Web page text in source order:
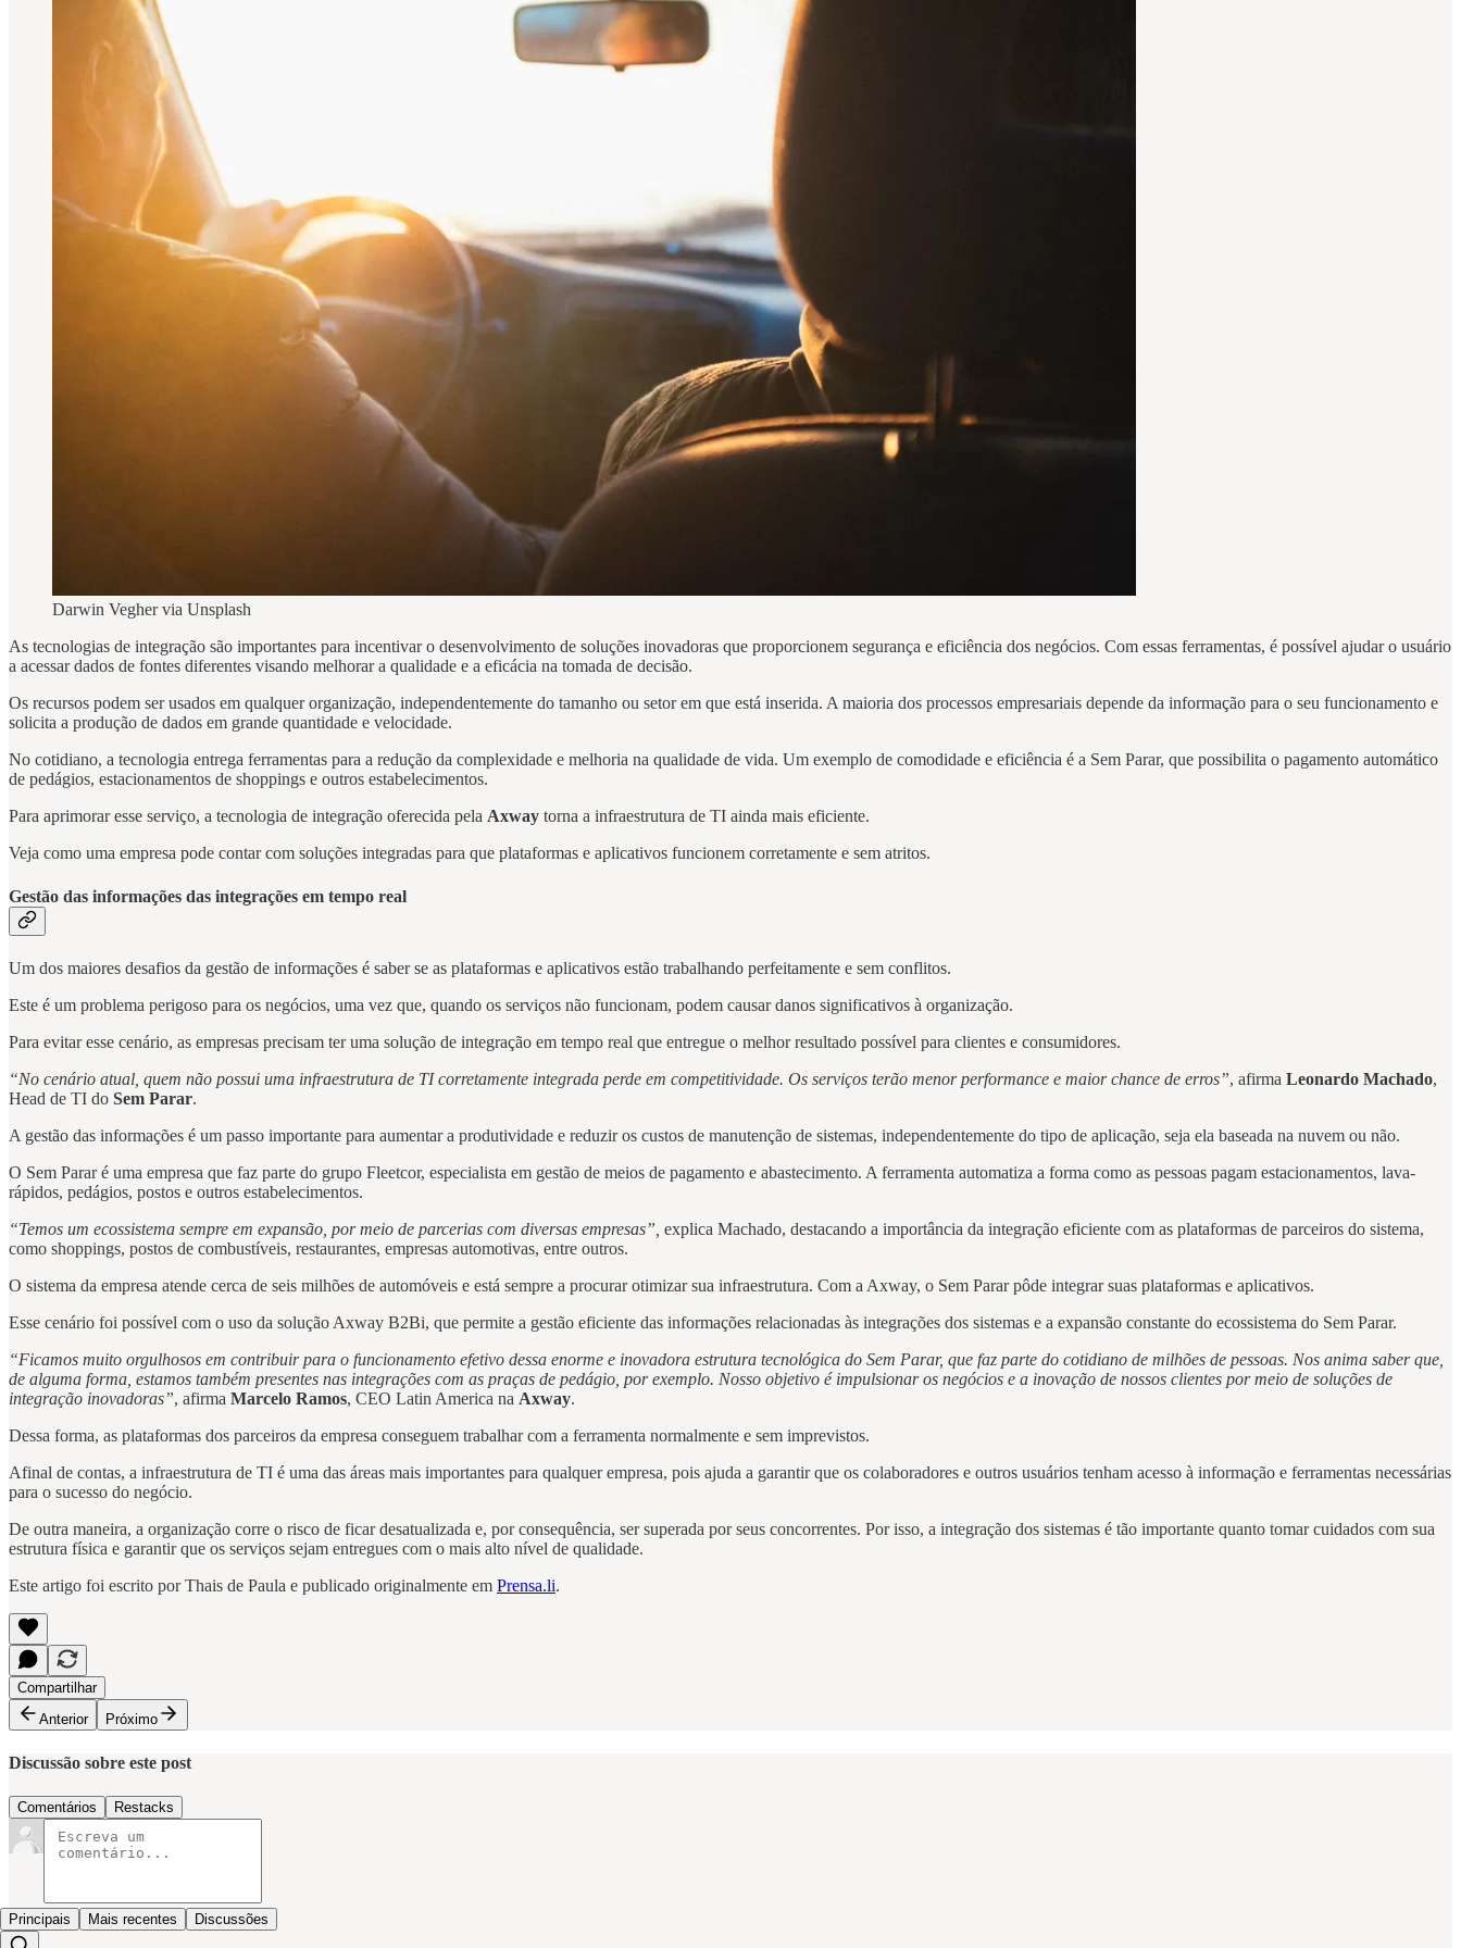
Darwin Vegher via Unsplash
As tecnologias de integração são importantes para incentivar o desenvolvimento de soluções inovadoras que proporcionem segurança e eficiência dos negócios. Com essas ferramentas, é possível ajudar o usuário
a acessar dados de fontes diferentes visando melhorar a qualidade e a eficácia na tomada de decisão.
Os recursos podem ser usados em qualquer organização, independentemente do tamanho ou setor em que está inserida. A maioria dos processos empresariais depende da informação para o seu funcionamento e
solicita a produção de dados em grande quantidade e velocidade.
No cotidiano, a tecnologia entrega ferramentas para a redução da complexidade e melhoria na qualidade de vida. Um exemplo de comodidade e eficiência é a Sem Parar, que possibilita o pagamento automático
de pedágios, estacionamentos de shoppings e outros estabelecimentos.
Para aprimorar esse serviço, a tecnologia de integração oferecida pela Axway torna a infraestrutura de TI ainda mais eficiente.
Veja como uma empresa pode contar com soluções integradas para que plataformas e aplicativos funcionem corretamente e sem atritos.
Gestão das informações das integrações em tempo real
Um dos maiores desafios da gestão de informações é saber se as plataformas e aplicativos estão trabalhando perfeitamente e sem conflitos.
Este é um problema perigoso para os negócios, uma vez que, quando os serviços não funcionam, podem causar danos significativos à organização.
Para evitar esse cenário, as empresas precisam ter uma solução de integração em tempo real que entregue o melhor resultado possível para clientes e consumidores.
“No cenário atual, quem não possui uma infraestrutura de TI corretamente integrada perde em competitividade. Os serviços terão menor performance e maior chance de erros”, afirma Leonardo Machado,
Head de TI do Sem Parar.
A gestão das informações é um passo importante para aumentar a produtividade e reduzir os custos de manutenção de sistemas, independentemente do tipo de aplicação, seja ela baseada na nuvem ou não.
O Sem Parar é uma empresa que faz parte do grupo Fleetcor, especialista em gestão de meios de pagamento e abastecimento. A ferramenta automatiza a forma como as pessoas pagam estacionamentos, lava-
rápidos, pedágios, postos e outros estabelecimentos.
“Temos um ecossistema sempre em expansão, por meio de parcerias com diversas empresas”, explica Machado, destacando a importância da integração eficiente com as plataformas de parceiros do sistema,
como shoppings, postos de combustíveis, restaurantes, empresas automotivas, entre outros.
O sistema da empresa atende cerca de seis milhões de automóveis e está sempre a procurar otimizar sua infraestrutura. Com a Axway, o Sem Parar pôde integrar suas plataformas e aplicativos.
Esse cenário foi possível com o uso da solução Axway B2Bi, que permite a gestão eficiente das informações relacionadas às integrações dos sistemas e a expansão constante do ecossistema do Sem Parar.
“Ficamos muito orgulhosos em contribuir para o funcionamento efetivo dessa enorme e inovadora estrutura tecnológica do Sem Parar, que faz parte do cotidiano de milhões de pessoas. Nos anima saber que,
de alguma forma, estamos também presentes nas integrações com as praças de pedágio, por exemplo. Nosso objetivo é impulsionar os negócios e a inovação de nossos clientes por meio de soluções de
integração inovadoras”, afirma Marcelo Ramos, CEO Latin America na Axway.
Dessa forma, as plataformas dos parceiros da empresa conseguem trabalhar com a ferramenta normalmente e sem imprevistos.
Afinal de contas, a infraestrutura de TI é uma das áreas mais importantes para qualquer empresa, pois ajuda a garantir que os colaboradores e outros usuários tenham acesso à informação e ferramentas necessárias
para o sucesso do negócio.
De outra maneira, a organização corre o risco de ficar desatualizada e, por consequência, ser superada por seus concorrentes. Por isso, a integração dos sistemas é tão importante quanto tomar cuidados com sua
estrutura física e garantir que os serviços sejam entregues com o mais alto nível de qualidade.
Este artigo foi escrito por Thais de Paula e publicado originalmente em Prensa.li.
Compartilhar
Anterior
Próximo
Discussão sobre este post
Comentários Restacks
Principais Mais recentes Discussões